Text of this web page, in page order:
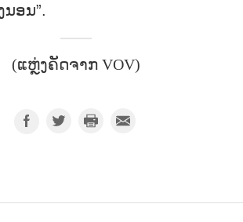
ອນ”.
(ແຫຼ່ງຄັດຈາກ VOV)